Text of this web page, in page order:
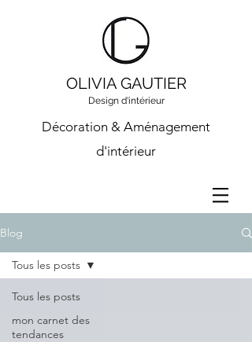
OLIVIA GAUTIER
Design d'intérieur
Décoration & Aménagement
d'intérieur
Blog
Tous les posts
mon carnet des
tendances
Tous les posts